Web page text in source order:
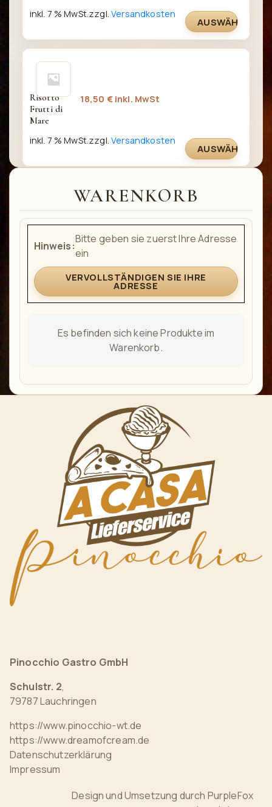
inkl. 7 % MwSt. zzgl.Versandkosten
AUSWÄHLEN
Risotto
Frutti di
Mare
18,50 € inkl. MwSt
inkl. 7 % MwSt.zzgl.Versandkosten
AUSWÄHLEN
WARENKORB
Hinweis:
Bitte geben sie zuerst Ihre Adresse
ein
VERVOLLSTÄNDIGEN SIE IHRE
ADRESSE
Es befinden sich keine Produkte im
Warenkorb.
Pinocchio Gastro GmbH
Schulstr. 2,
79787 Lauchringen
https://www.pinocchio-wt.de
https://www.dreamofcream.de
Datenschutzerklärung
Impressum
Design und Umsetzung durch PurpleFox